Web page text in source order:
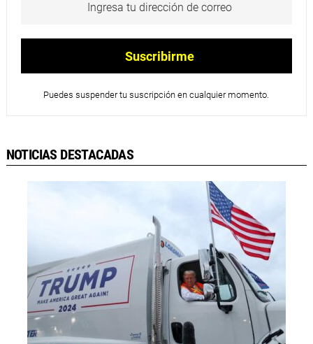
Puedes suspender tu suscripción en cualquier momento.
NOTICIAS DESTACADAS